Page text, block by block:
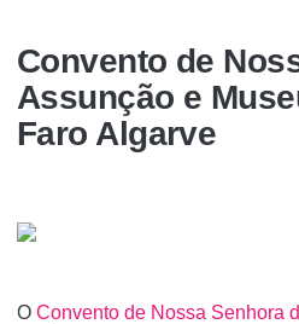
Convento de
Assunção e
Faro Algarve
O Convento de Nossa Senhora